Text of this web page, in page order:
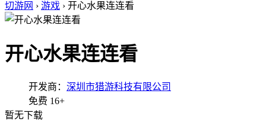
切游网 › 游戏 › 开心水果连连看
开心水果连连看
开发商： 深圳市猎游科技有限公司
免费 16+
暂无下载